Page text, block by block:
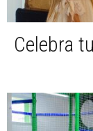
Celebra